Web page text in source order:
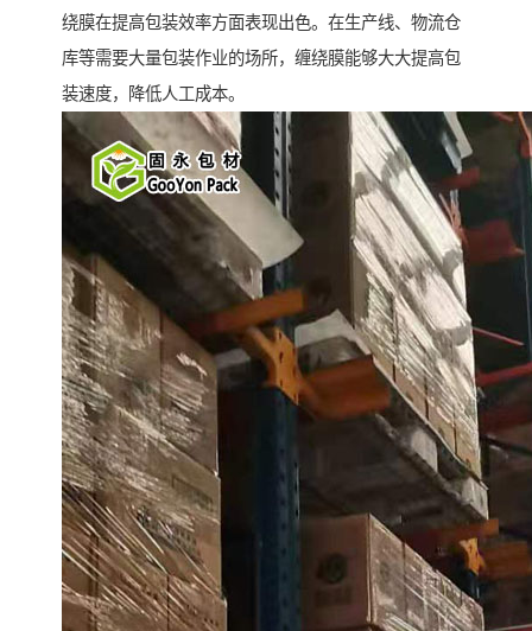
绕膜在提高包装效率方面表现出色。在生产线、物流仓
库等需要大量包装作业的场所，缠绕膜能够大大提高包
装速度，降低人工成本。